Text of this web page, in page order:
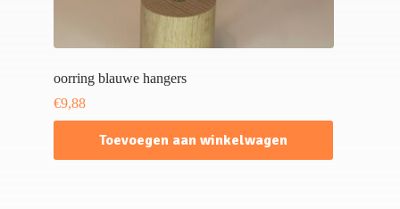
oorring blauwe hangers
€9,88
Toevoegen aan winkelwagen